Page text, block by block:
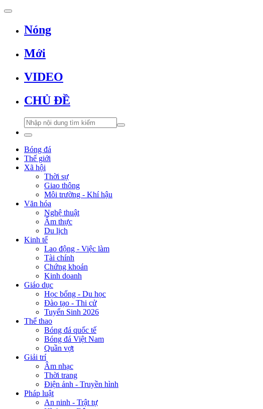
Nóng
Mới
VIDEO
CHỦ ĐỀ
Bóng đá
Thế giới
Xã hội
Thời sự
Giao thông
Môi trường - Khí hậu
Văn hóa
Nghệ thuật
Ẩm thực
Du lịch
Kinh tế
Lao động - Việc làm
Tài chính
Chứng khoán
Kinh doanh
Giáo dục
Học bổng - Du học
Đào tạo - Thi cử
Tuyển Sinh 2026
Thể thao
Bóng đá quốc tế
Bóng đá Việt Nam
Quần vợt
Giải trí
Âm nhạc
Thời trang
Điện ảnh - Truyền hình
Pháp luật
An ninh - Trật tự